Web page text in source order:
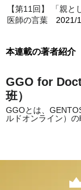
【第11回】 「親
医師の言葉 2021/
本連載の著者紹介
GGO for
班）
GGOとは、
ルドオンライン）